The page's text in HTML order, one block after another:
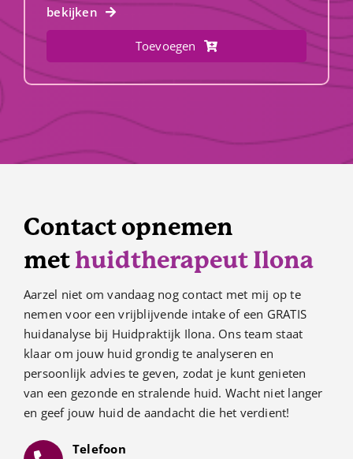
bekijken
Toevoegen
Contact opnemen
methuidtherapeut Ilona
Aarzel niet om vandaag nog contact met mij op te
nemen voor een vrijblijvende intake of een GRATIS
huidanalyse bij Huidpraktijk Ilona. Ons team staat
klaar om jouw huid grondig te analyseren en
persoonlijk advies te geven, zodat je kunt genieten
van een gezonde en stralende huid. Wacht niet langer
en geef jouw huid de aandacht die het verdient!
Telefoon